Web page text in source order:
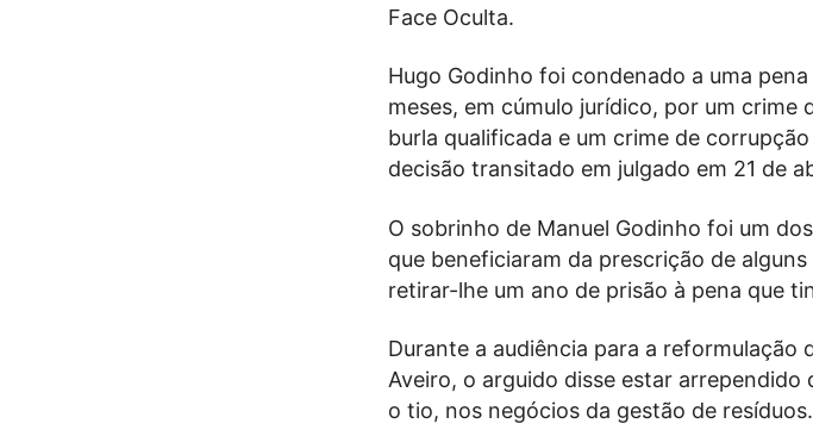
Face Oculta.
Hugo Godinho foi condenado a uma
meses, em cúmulo jurídico, por um
burla qualificada e um crime de
decisão transitado em julgado em 21 de
O sobrinho de Manuel Godinho foi um
que beneficiaram da prescrição de
retirar-lhe um ano de prisão à pena que
Durante a audiência para a reformulação
Aveiro, o arguido disse estar
o tio, nos negócios da gestão de resíduos.